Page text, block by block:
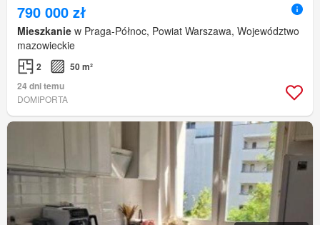
790 000 zł
Mieszkanie w Praga-Północ, Powiat Warszawa, Województwo
mazowieckie
2
50 m²
24 dni temu
DOMIPORTA